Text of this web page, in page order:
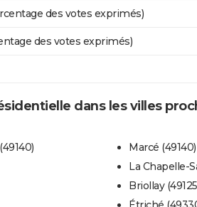
des votes exprimés)
des votes exprimés)
dans les villes
Marcé (49140)
La Chapelle-
Briollay